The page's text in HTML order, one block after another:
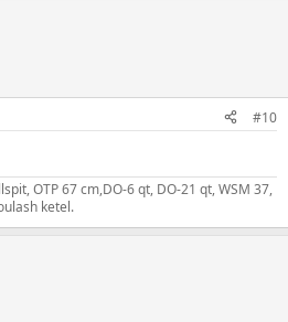
#10
OTP 67 cm,DO-6 qt, DO-21 qt, WSM 37,
ketel.